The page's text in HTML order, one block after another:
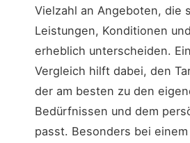
Vielzahl an Angeboten, die
Leistungen, Konditionen
erheblich unterscheiden.
Vergleich hilft dabei, den
der am besten zu den
Bedürfnissen und dem
passt. Besonders bei